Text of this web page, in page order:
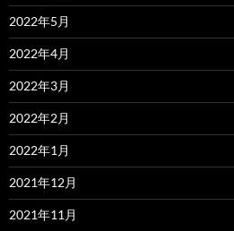
2022年5月
2022年4月
2022年3月
2022年2月
2022年1月
2021年12月
2021年11月